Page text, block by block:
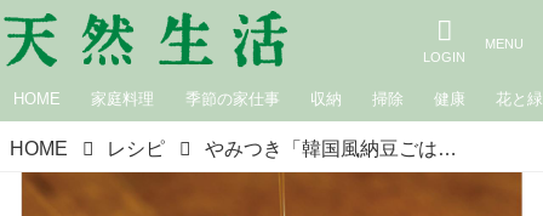
HOME 家庭料理 季節の家仕事 収納 掃除 健康 花と緑
HOME レシピ やみつき「韓国風納豆ごはん」のつくり方。ほかほかごはんにのせるだけ！甘辛味がおいしい“納豆×コチュジャン”の最強タッグ／annkoさん